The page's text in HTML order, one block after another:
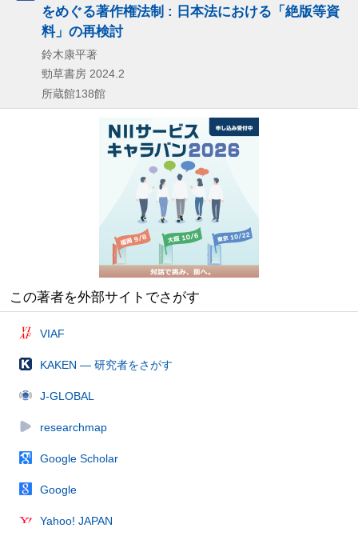
をめぐる著作権法制 : 日本法における「絶版等資
料」の再検討
鈴木康平著
勁草書房 2024.2
所蔵館138館
この著者を外部サイトでさがす
VIAF
KAKEN — 研究者をさがす
J-GLOBAL
researchmap
Google Scholar
Google
Yahoo! JAPAN